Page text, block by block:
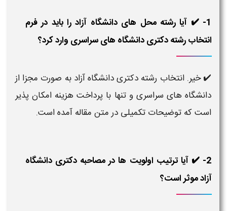
1- ✔️ آیا رشته محل های دانشگاه آزاد را باید در فرم
انتخاب رشته دکتری دانشگاه های سراسری وارد کرد؟
✔️ خیر. انتخاب رشته دکتری دانشگاه آزاد به صورت مجزا از
دانشگاه های سراسری و تنها با پرداخت هزینه امکان پذیر
است که توضیحات تکمیلی در متن مقاله آمده است.
2- ✔️ آیا ترتیب اولویت ها در مصاحبه دکتری دانشگاه
آزاد موثر است؟